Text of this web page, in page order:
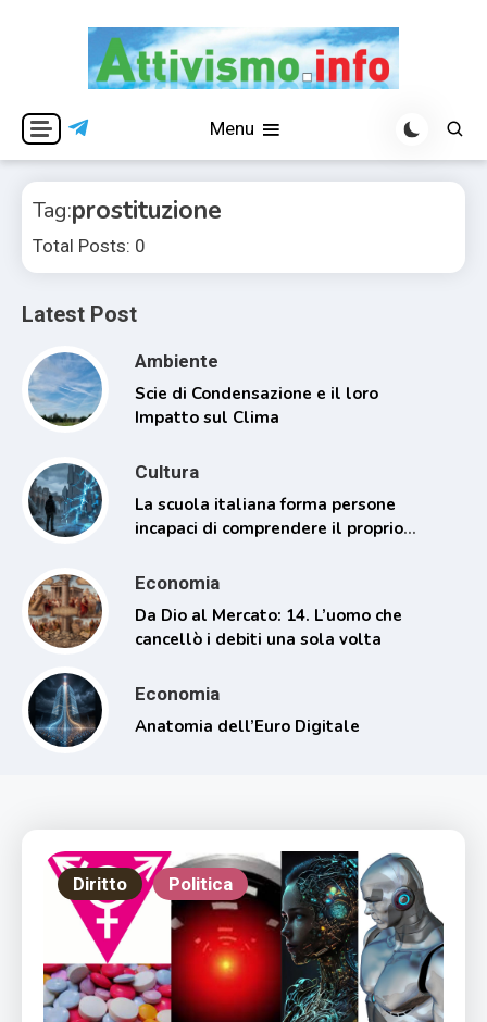
Attivismo.info
Menu
Tag:prostituzione
Total Posts: 0
Latest Post
Ambiente
Scie di Condensazione e il loro
Impatto sul Clima
Cultura
La scuola italiana forma persone
incapaci di comprendere il proprio
Economia
Da Dio al Mercato: 14. L’uomo che
cancellò i debiti una sola volta
Economia
Anatomia dell’Euro Digitale
Diritto Politica